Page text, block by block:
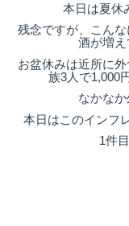
本日は夏休
残念ですが、こん
酒が増え
お盆休みは近所に
族3人で1,000
なかなか
本日はこのインフ
1件